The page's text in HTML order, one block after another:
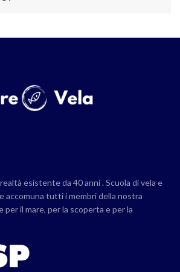
esistente da 40 anni . Scuola di vela e
accomuna tutti i membri della nostra
per il mare, per la scoperta e per la